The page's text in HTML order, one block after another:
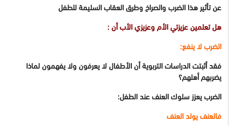
عن تأثير هذا الضرب والصراخ وطرق العقاب السليمة للطفل
هل تعلمين عزيزتي الأم وعزيزي الأب أن :
الضرب لا ينفع:
فقد أثبتت الدراسات التربوية أن الأطفال لا يعرفون ولا يفهمون لماذا
يضربهم أهلهم؟
الضرب يعزز سلوك العنف عند الطفل:
فالعنف يولد العنف